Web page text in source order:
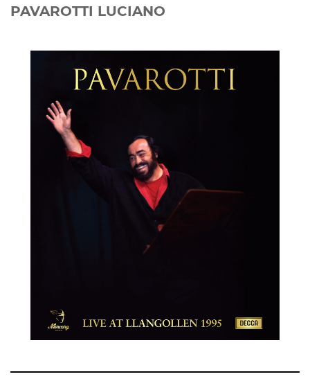
PAVAROTTI LUCIANO